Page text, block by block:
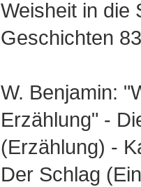
Weisheit in die
Geschichten 83
W. Benjamin:
Erzählung" -
(Erzählung) -
Der Schlag